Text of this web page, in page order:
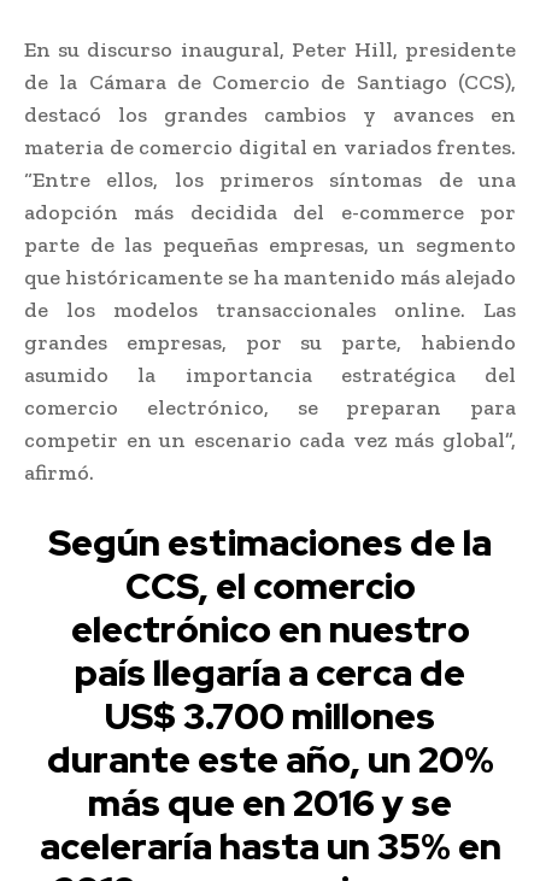
En su discurso inaugural, Peter Hill, presidente
de la Cámara de Comercio de Santiago (CCS),
destacó los grandes cambios y avances en
materia de comercio digital en variados frentes.
“Entre ellos, los primeros síntomas de una
adopción más decidida del e-commerce por
parte de las pequeñas empresas, un segmento
que históricamente se ha mantenido más alejado
de los modelos transaccionales online. Las
grandes empresas, por su parte, habiendo
asumido la importancia estratégica del
comercio electrónico, se preparan para
competir en un escenario cada vez más global”,
afirmó.
Según estimaciones de la
CCS, el comercio
electrónico en nuestro
país llegaría a cerca de
US$ 3.700 millones
durante este año, un 20%
más que en 2016 y se
aceleraría hasta un 35% en